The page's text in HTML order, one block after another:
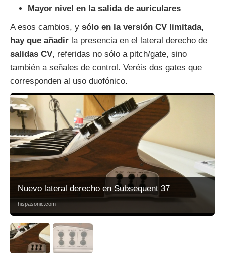
Mayor nivel en la salida de auriculares
A esos cambios, y sólo en la versión CV limitada,
hay que añadir la presencia en el lateral derecho de
salidas CV, referidas no sólo a pitch/gate, sino
también a señales de control. Veréis dos gates que
corresponden al uso duofónico.
Nuevo lateral derecho en Subsequent 37
hispasonic.com